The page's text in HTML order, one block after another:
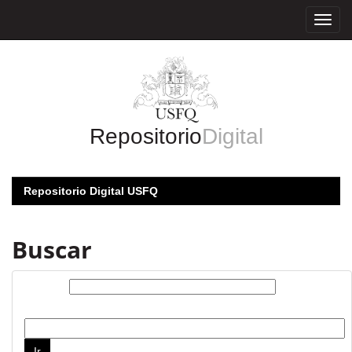
RepositorioDigital
Repositorio Digital USFQ
Buscar